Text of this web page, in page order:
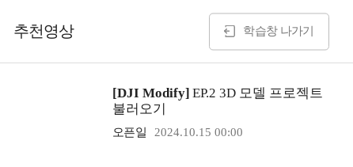
추천영상 학습창 나가기
[DJI Modify] EP.2 3D 모델 프로젝트
불러오기
오픈일 2024.10.15 00:00